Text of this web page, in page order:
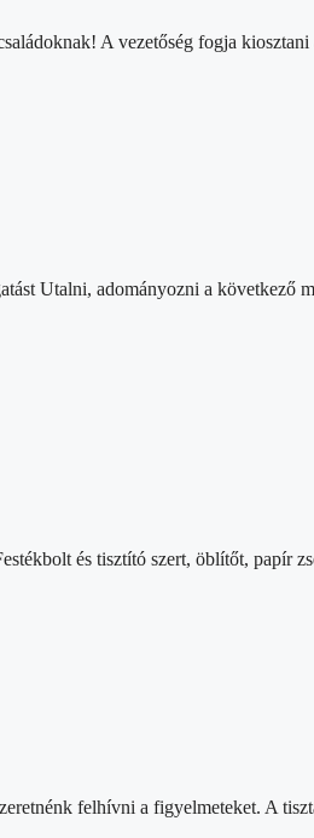
A vezetőség fogja
Utalni, adományozni a következő
és tisztító szert, öblítőt, papír
felhívni a figyelmeteket. A